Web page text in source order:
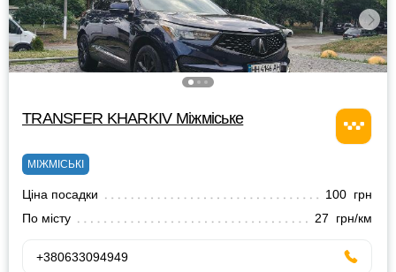
TRANSFER KHARKIV Міжміське
МІЖМІСЬКІ
Ціна посадки
100 грн
По місту
27 грн/км
+380633094949